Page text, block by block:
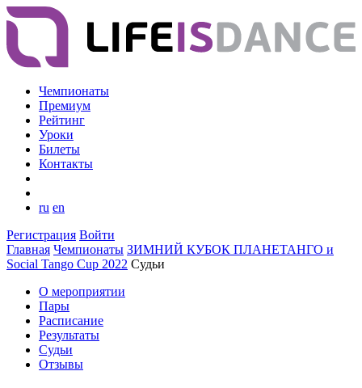
Чемпионаты
Премиум
Рейтинг
Уроки
Билеты
Контакты
ru en
Регистрация Войти
Главная Чемпионаты ЗИМНИЙ КУБОК ПЛАНЕТАНГО и
Social Tango Cup 2022 Судьи
О мероприятии
Пары
Расписание
Результаты
Судьи
Отзывы